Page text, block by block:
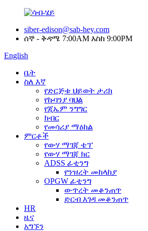
siber-edison@sab-hey.com
ሰኞ - ቅዳሜ 7:00AM እስከ 9:00PM
English
ቤት
ስለ እኛ
የድርጅቱ ህይወት ታሪክ
የኩባንያ ባህል
የጂኤም ንግግር
ክብር
የመሳሪያ ማዕከል
ምርቶች
የውሃ ማገጃ ቴፕ
የውሃ ማገጃ ክር
ADSS ፊቲንግ
የንዝረት መከላከያ
OPGW ፊቲንግ
ውጥረት መቆንጠጥ
ድርብ እገዳ መቆንጠጥ
HR
ዜና
አግኙን